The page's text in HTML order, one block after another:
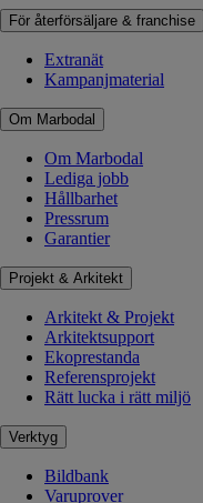
För återförsäljare & franchise
Extranät
Kampanjmaterial
Om Marbodal
Om Marbodal
Lediga jobb
Hållbarhet
Pressrum
Garantier
Projekt & Arkitekt
Arkitekt & Projekt
Arkitektsupport
Ekoprestanda
Referensprojekt
Rätt lucka i rätt miljö
Verktyg
Bildbank
Varuprover